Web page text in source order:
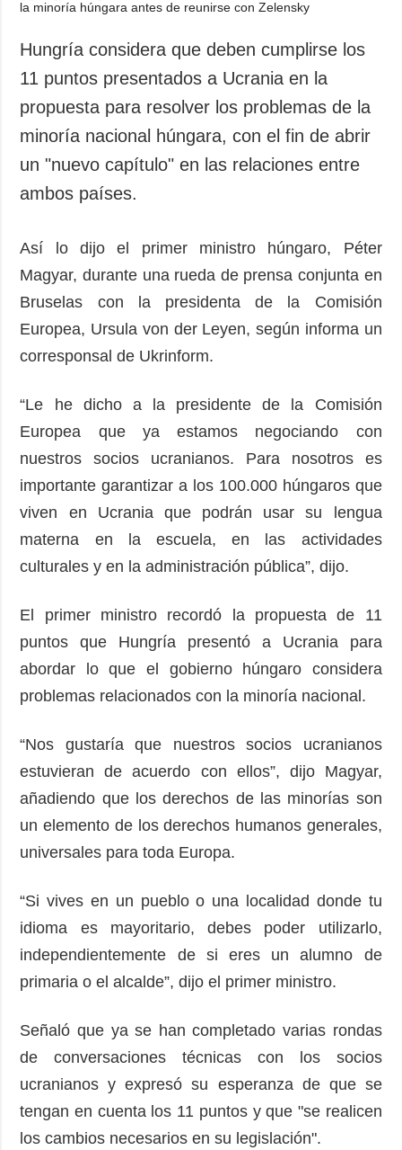
Hungría considera que deben cumplirse los
11 puntos presentados a Ucrania en la
propuesta para resolver los problemas de la
minoría nacional húngara, con el fin de abrir
un "nuevo capítulo" en las relaciones entre
ambos países.
Así lo dijo el primer ministro húngaro, Péter
Magyar, durante una rueda de prensa conjunta en
Bruselas con la presidenta de la Comisión
Europea, Ursula von der Leyen, según informa un
corresponsal de Ukrinform.
“Le he dicho a la presidente de la Comisión
Europea que ya estamos negociando con
nuestros socios ucranianos. Para nosotros es
importante garantizar a los 100.000 húngaros que
viven en Ucrania que podrán usar su lengua
materna en la escuela, en las actividades
culturales y en la administración pública”, dijo.
El primer ministro recordó la propuesta de 11
puntos que Hungría presentó a Ucrania para
abordar lo que el gobierno húngaro considera
problemas relacionados con la minoría nacional.
“Nos gustaría que nuestros socios ucranianos
estuvieran de acuerdo con ellos”, dijo Magyar,
añadiendo que los derechos de las minorías son
un elemento de los derechos humanos generales,
universales para toda Europa.
“Si vives en un pueblo o una localidad donde tu
idioma es mayoritario, debes poder utilizarlo,
independientemente de si eres un alumno de
primaria o el alcalde”, dijo el primer ministro.
Señaló que ya se han completado varias rondas
de conversaciones técnicas con los socios
ucranianos y expresó su esperanza de que se
tengan en cuenta los 11 puntos y que "se realicen
los cambios necesarios en su legislación".